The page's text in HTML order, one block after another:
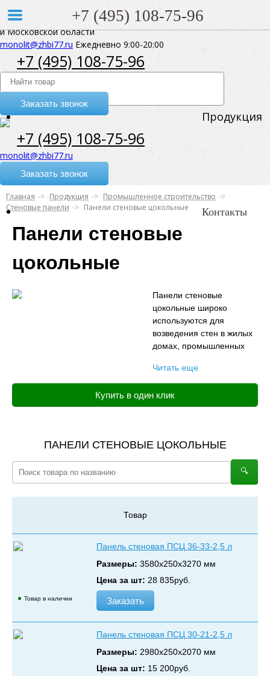
+7 (495) 108-75-96
Продукция
Контакты
Поставка ЖБИ по Молодёжному
и Московской области
monolit@zhbi77.ru Ежедневно 9:00-20:00
+7 (495) 108-75-96
Заказать звонок
+7 (495) 108-75-96
monolit@zhbi77.ru
Заказать звонок
Главная Продукция
Промышленное строительство
Стеновые панели
Панели стеновые цокольные
Панели стеновые
цокольные
Панели стеновые
цокольные широко
используются для
возведения стен в жилых
домах, промышленных
зданиях. Инновационные
технологии позволяют
производителям
изготавливать внутренние
стеновые панели самых
разнообразных форм и
цветов. Таким образом,
эти панели часто
используются при
необычных сооружений.
Читать еще
Купить в один клик
ПАНЕЛИ СТЕНОВЫЕ ЦОКОЛЬНЫЕ
🔍︎
Товар
Товар в наличии
Панель стеновая ПСЦ 36-33-2,5 л
Размеры: 3580х250х3270 мм
Цена за шт: 28 835руб.
Заказать
Панель стеновая ПСЦ 30-21-2,5 л
Размеры: 2980х250х2070 мм
Цена за шт: 15 200руб.